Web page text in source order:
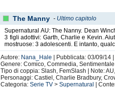
The Manny - Ultimo capitolo
Supernatural AU: The Nanny. Dean
3 figli adottivi: Garth, Charlie e Kevin.
mostruose: 3 adolescenti. E intanto,
Autore: Nana_Hale
| Pubblicata: 03/09/14
Genere: Comico, Commedia,
Tipo di coppia: Slash, FemSlash | Note:
Personaggi: Castiel, Charlie Bradbury,
Categoria:Serie TV >Supernatural |